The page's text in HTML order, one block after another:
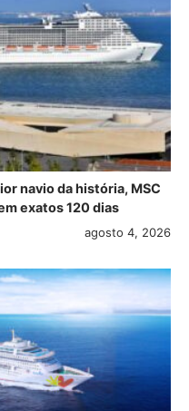
navio da história, MSC
exatos 120 dias
agosto 4, 2026